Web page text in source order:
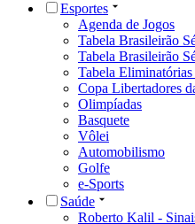
Esportes
Agenda de Jogos
Tabela Brasileirão
Tabela Brasileirão
Tabela
Copa Libertadores
Olimpíadas
Basquete
Vôlei
Automobilismo
Golfe
e-Sports
Saúde
Roberto Kalil -